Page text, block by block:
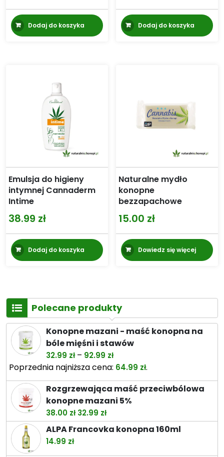
cena
wynosiła:
cena
wynosi:Dodaj do koszyka Dodaj do koszyka
Emulsja do higieny
intymnej Cannaderm
Intime
38.99 zł
Dodaj do koszyka
Naturalne mydło
konopne
bezzapachowe
15.00 zł
Dowiedz się więcej
Polecane produkty
Konopne mazani - maść konopna na
bóle mięśni i stawów
32.99 zł – 92.99 złZakres
cen:
od
32.99 zł
do
Poprzednia najniższa cena: 64.99 zł.
Rozgrzewająca maść przeciwbólowa
konopne mazani 5%
38.00 zł Pierwotna
cena
32.99 złAktualna
cena
ALPA Francovka konopna 160ml
14.99 zł